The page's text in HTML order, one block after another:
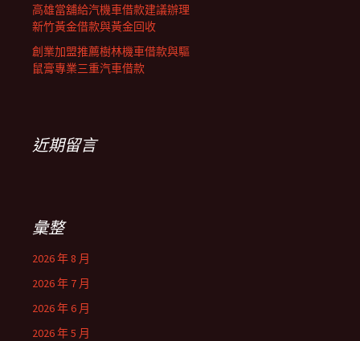
高雄當舖給汽機車借款建議辦理
新竹黃金借款與黃金回收
創業加盟推薦樹林機車借款與驅
鼠膏專業三重汽車借款
近期留言
彙整
2026 年 8 月
2026 年 7 月
2026 年 6 月
2026 年 5 月